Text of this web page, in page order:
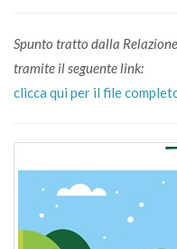
Spunto tratto dalla
tramite il seguente link:
clicca qui per il file